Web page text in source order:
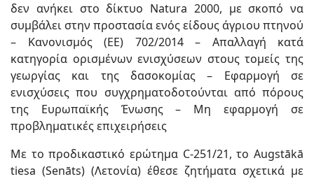
δεν ανήκει στο δίκτυο Natura 2000, με σκοπό να
συμβάλει στην προστασία ενός είδους άγριου πτηνού
– Κανονισμός (ΕΕ) 702/2014 – Απαλλαγή κατά
κατηγορία ορισμένων ενισχύσεων στους τομείς της
γεωργίας και της δασοκομίας – Εφαρμογή σε
ενισχύσεις που συγχρηματοδοτούνται από πόρους
της Ευρωπαϊκής Ένωσης – Μη εφαρμογή σε
προβληματικές επιχειρήσεις
Με το προδικαστικό ερώτημα C-251/21, το Augstākā
tiesa (Senāts) (Λετονία) έθεσε ζητήματα σχετικά με